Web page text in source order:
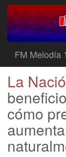
FM Melodía
La
cómo